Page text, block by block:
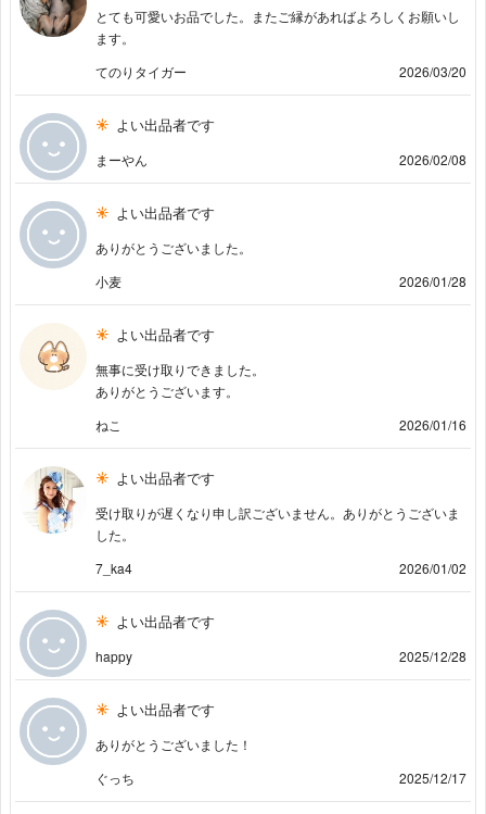
とても可愛いお品でした。またご縁があればよろしくお願いし
ます。
てのりタイガー
2026/03/20
よい出品者です
まーやん 2026/02/08
よい出品者です
ありがとうございました。
小麦
2026/01/28
よい出品者です
無事に受け取りできました。
ありがとうございます。
ねこ
2026/01/16
よい出品者です
受け取りが遅くなり申し訳ございません。ありがとうございま
した。
7_ka4
2026/01/02
よい出品者です
happy 2025/12/28
よい出品者です
ありがとうございました！
ぐっち
2025/12/17